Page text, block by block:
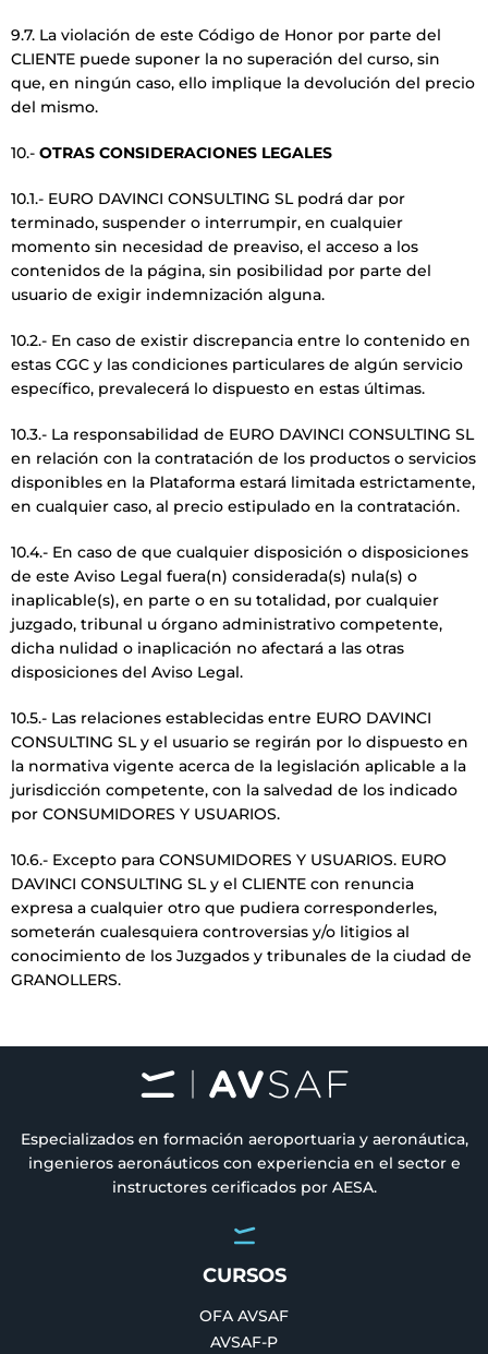
9.7. La violación de este Código de Honor por parte del
CLIENTE puede suponer la no superación del curso, sin
que, en ningún caso, ello implique la devolución del precio
del mismo.
10.- OTRAS CONSIDERACIONES LEGALES
10.1.- EURO DAVINCI CONSULTING SL podrá dar por
terminado, suspender o interrumpir, en cualquier
momento sin necesidad de preaviso, el acceso a los
contenidos de la página, sin posibilidad por parte del
usuario de exigir indemnización alguna.
10.2.- En caso de existir discrepancia entre lo contenido en
estas CGC y las condiciones particulares de algún servicio
específico, prevalecerá lo dispuesto en estas últimas.
10.3.- La responsabilidad de EURO DAVINCI CONSULTING SL
en relación con la contratación de los productos o servicios
disponibles en la Plataforma estará limitada estrictamente,
en cualquier caso, al precio estipulado en la contratación.
10.4.- En caso de que cualquier disposición o disposiciones
de este Aviso Legal fuera(n) considerada(s) nula(s) o
inaplicable(s), en parte o en su totalidad, por cualquier
juzgado, tribunal u órgano administrativo competente,
dicha nulidad o inaplicación no afectará a las otras
disposiciones del Aviso Legal.
10.5.- Las relaciones establecidas entre EURO DAVINCI
CONSULTING SL y el usuario se regirán por lo dispuesto en
la normativa vigente acerca de la legislación aplicable a la
jurisdicción competente, con la salvedad de los indicado
por CONSUMIDORES Y USUARIOS.
10.6.- Excepto para CONSUMIDORES Y USUARIOS. EURO
DAVINCI CONSULTING SL y el CLIENTE con renuncia
expresa a cualquier otro que pudiera corresponderles,
someterán cualesquiera controversias y/o litigios al
conocimiento de los Juzgados y tribunales de la ciudad de
GRANOLLERS.
Especializados en formación aeroportuaria y aeronáutica,
ingenieros aeronáuticos con experiencia en el sector e
instructores cerificados por AESA.
CURSOS
OFA AVSAF
AVSAF-P